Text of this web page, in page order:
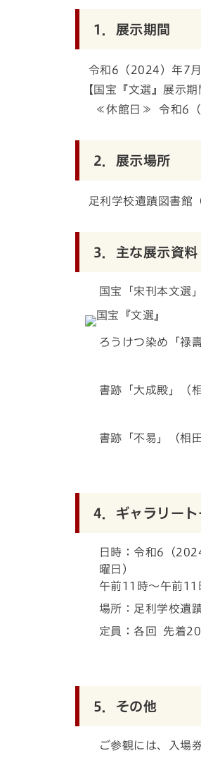
1．展示期間
令和6（2024）年7
【国宝『文選』展示
≪休館日≫ 令和6（
2．展示場所
足利学校遺蹟図書館
3．主な展示資料
国宝「宋刊本文選
ろうけつ染め「禄
書跡「大成殿」（
書跡「不易」（相
4．ギャラリー
日時：令和6（
曜日）
午前11時～午前11
場所：足利学校遺
定員：各回 先着20
5．その他
ご参観には、入場